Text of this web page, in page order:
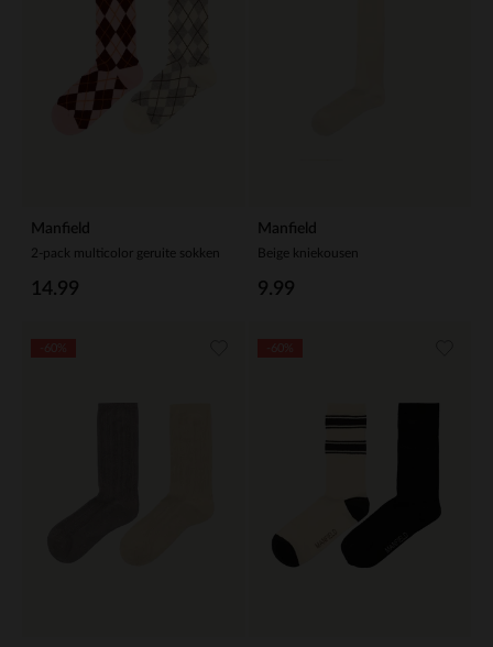
Manfield
2-pack multicolor geruite sokken
14.99
Manfield
Beige kniekousen
9.99